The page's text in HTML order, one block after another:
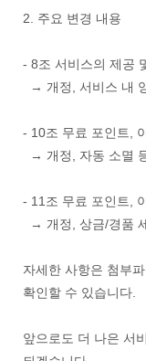
2. 주요 변경 내용
- 8조 서비스의 제공
→ 개정, 서비스 내
- 10조 무료 포인트,
→ 개정, 자동 소멸
- 11조 무료 포인트,
→ 개정, 상금/경품
자세한 사항은 첨부
확인할 수 있습니다.
앞으로도 더 나은 서